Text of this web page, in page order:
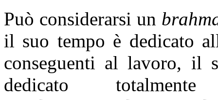
Può considerarsi un
il suo tempo è dedicato
conseguenti al lavoro, il
dedicato totalmente